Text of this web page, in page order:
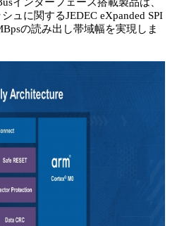
ュに関するJEDEC eXpanded SPI
の読み出し帯域幅を実現しま